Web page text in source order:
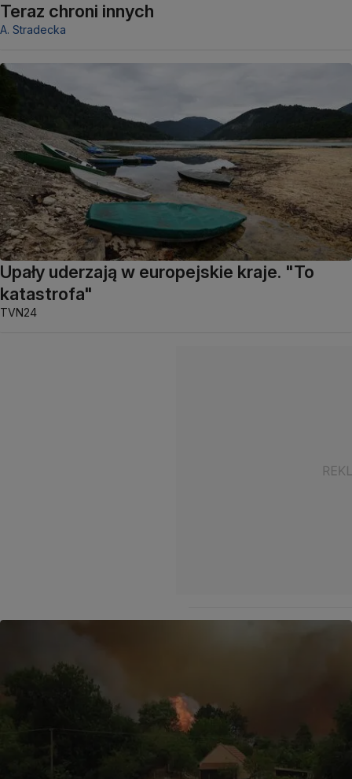
Teraz chroni innych
A. Stradecka
Upały uderzają w europejskie kraje. "To
katastrofa"
TVN24